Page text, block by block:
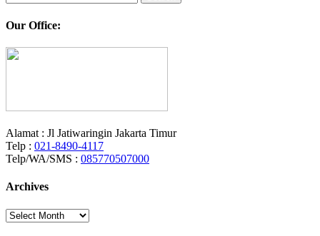
for:
Our Office:
Alamat : Jl Jatiwaringin Jakarta Timur
Telp : 021-8490-4117
Telp/WA/SMS : 085770507000
Archives
Archives